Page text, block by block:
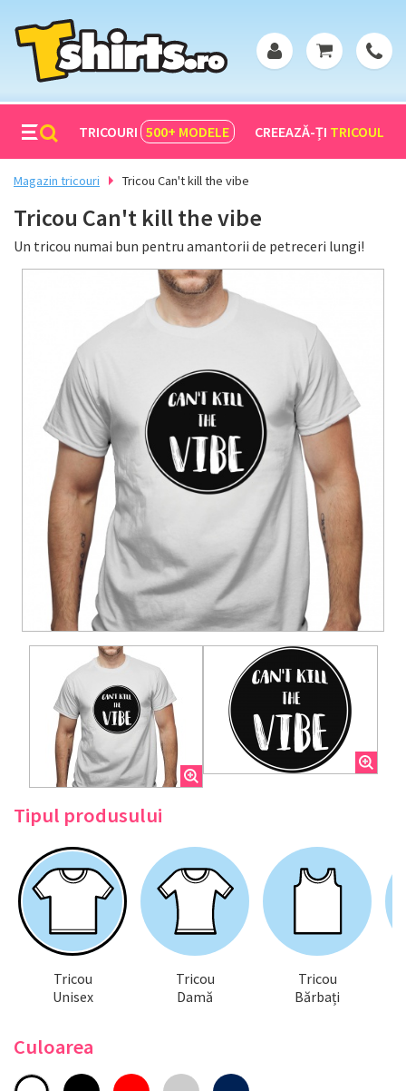
TRICOURI 500+ MODELE CREEAZĂ-ȚI TRICOUL
Magazin tricouri Tricou Can't kill the vibe
Tricou Can't kill the vibe
Un tricou numai bun pentru amantorii de petreceri lungi!
Tipul produsului
Tricou
Unisex
Tricou
Damă
Tricou
Bărbați
Culoarea